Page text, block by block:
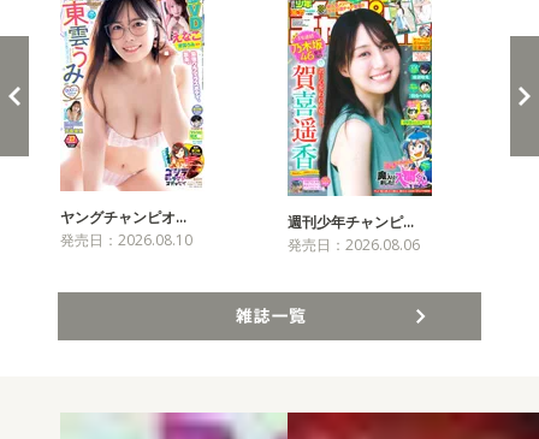
ヤングチャンピオ…
発売日：2026.08.10
週刊少年チャンピ…
発売日：2026.08.06